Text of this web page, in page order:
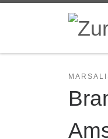
Zum Inhalt springen